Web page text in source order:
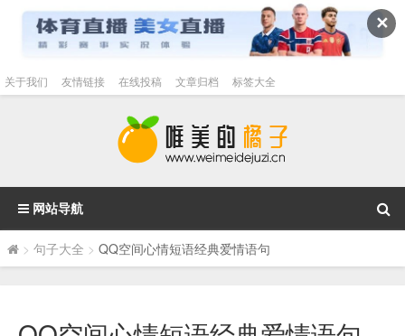
✕
关于我们 友情链接 在线投稿 文章归档 标签大全
网站导航
> 句子大全 > QQ空间心情短语经典爱情语句